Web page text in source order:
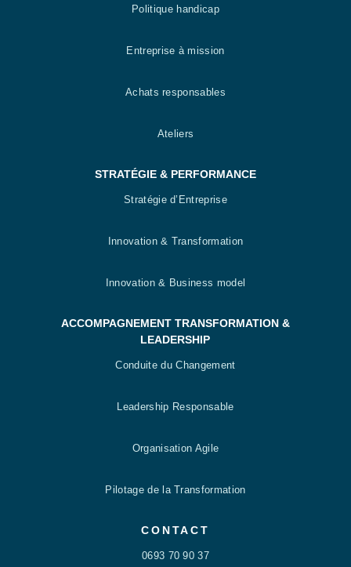
Politique handicap
Entreprise à mission
Achats responsables
Ateliers
STRATÉGIE & PERFORMANCE
Stratégie d’Entreprise
Innovation & Transformation
Innovation & Business model
ACCOMPAGNEMENT TRANSFORMATION &
LEADERSHIP
Conduite du Changement
Leadership Responsable
Organisation Agile
Pilotage de la Transformation
CONTACT
0693 70 90 37